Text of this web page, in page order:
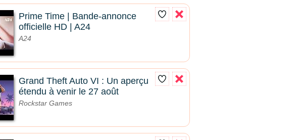
Prime Time | Bande-annonce
officielle HD | A24
A24
Grand Theft Auto VI : Un aperçu
étendu à venir le 27 août
Rockstar Games